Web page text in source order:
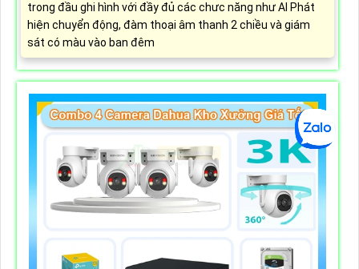
trong đầu ghi hình với đầy đủ các chưc năng như AI Phát
hiện chuyển động, đàm thoại âm thanh 2 chiều và giám
sát có màu vào ban đêm